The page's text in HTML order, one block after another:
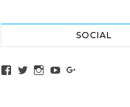
SOCIAL
View altochef’s profile on
View jovancica73’s
ViewView